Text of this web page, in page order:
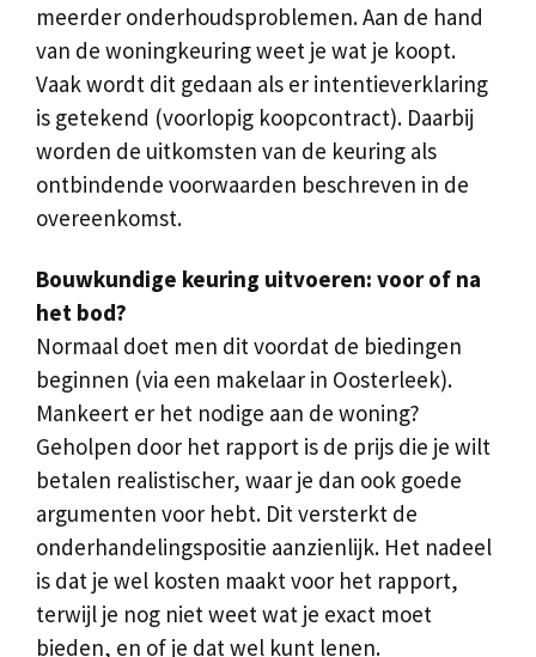
meerder onderhoudsproblemen. Aan de hand
van de woningkeuring weet je wat je koopt.
Vaak wordt dit gedaan als er intentieverklaring
is getekend (voorlopig koopcontract). Daarbij
worden de uitkomsten van de keuring als
ontbindende voorwaarden beschreven in de
overeenkomst.
Bouwkundige keuring uitvoeren: voor of na
het bod?
Normaal doet men dit voordat de biedingen
beginnen (via een makelaar in Oosterleek).
Mankeert er het nodige aan de woning?
Geholpen door het rapport is de prijs die je wilt
betalen realistischer, waar je dan ook goede
argumenten voor hebt. Dit versterkt de
onderhandelingspositie aanzienlijk. Het nadeel
is dat je wel kosten maakt voor het rapport,
terwijl je nog niet weet wat je exact moet
bieden, en of je dat wel kunt lenen.